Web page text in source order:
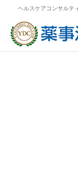
ヘルスケアコンサルテ